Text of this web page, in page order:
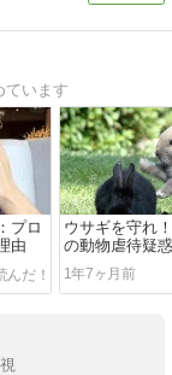
ています
プロ
由
ウサギを守れ
の動物虐待疑
る
1年7ヶ月前